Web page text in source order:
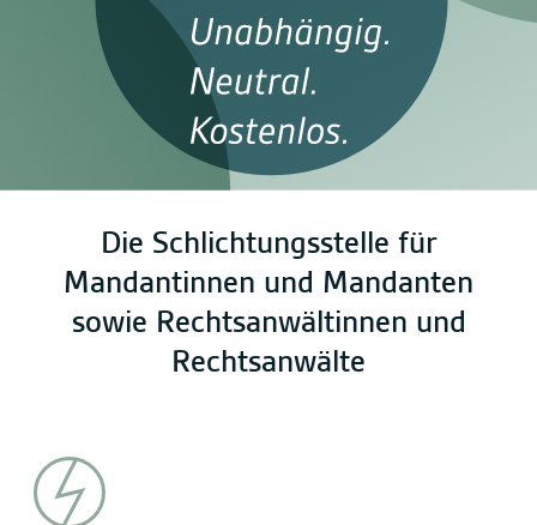
Die Schlichtungsstelle für
Mandantinnen und Mandanten
sowie Rechtsanwältinnen und
Rechtsanwälte